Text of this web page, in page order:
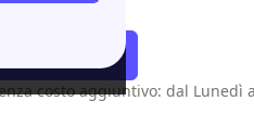
costo aggiuntivo: dal Lunedì